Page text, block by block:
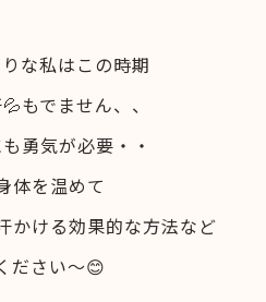
な私はこの時期
もでません、、
勇気が必要・・
体を温めて
かける効果的な方法など
ださい～😊